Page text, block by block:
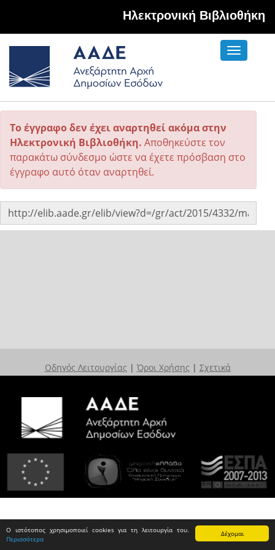
Δέχομαι
Ο ιστότοπος χρησιμοποιεί cookies για τη λειτουργία του.
Περισσότερα
Hλεκτρονική Βιβλιοθήκη
Toggle
Το έγγραφο δεν έχει αναρτηθεί ακόμα στην
Ηλεκτρονική Βιβλιοθήκη. Αποθηκεύστε τον
παρακάτω σύνδεσμο ώστε να έχετε πρόσβαση στο
έγγραφο αυτό όταν αναρτηθεί.
Οδηγός Λειτουργίας | Όροι Χρήσης | Σχετικά